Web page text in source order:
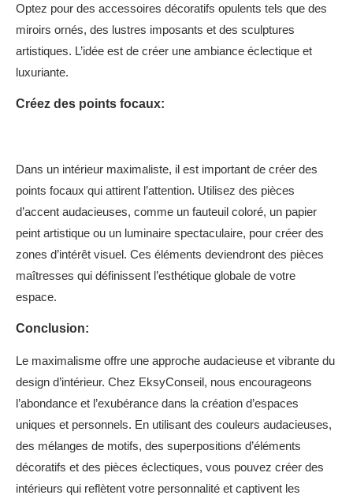
Optez pour des accessoires décoratifs opulents tels que des
miroirs ornés, des lustres imposants et des sculptures
artistiques. L’idée est de créer une ambiance éclectique et
luxuriante.
Créez des points focaux:
Dans un intérieur maximaliste, il est important de créer des
points focaux qui attirent l’attention. Utilisez des pièces
d’accent audacieuses, comme un fauteuil coloré, un papier
peint artistique ou un luminaire spectaculaire, pour créer des
zones d’intérêt visuel. Ces éléments deviendront des pièces
maîtresses qui définissent l’esthétique globale de votre
espace.
Conclusion:
Le maximalisme offre une approche audacieuse et vibrante du
design d’intérieur. Chez EksyConseil, nous encourageons
l’abondance et l’exubérance dans la création d’espaces
uniques et personnels. En utilisant des couleurs audacieuses,
des mélanges de motifs, des superpositions d’éléments
décoratifs et des pièces éclectiques, vous pouvez créer des
intérieurs qui reflètent votre personnalité et captivent les